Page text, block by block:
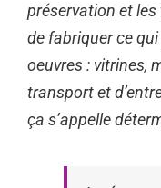
préservation et les
de fabriquer ce
oeuvres : vitrines,
transport et
ça s’appelle